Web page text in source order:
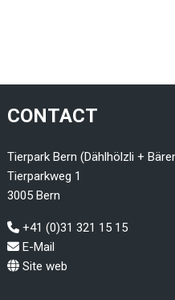
CONTACT
Tierpark Bern (Dählhölzli +
Tierparkweg 1
3005 Bern
+41 (0)31 321 15 15
E-Mail
Site web